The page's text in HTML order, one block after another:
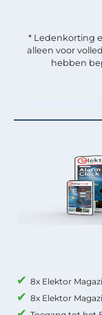
8x Elektor
8x Elektor
* Ledenkorting
alleen voor
hebben